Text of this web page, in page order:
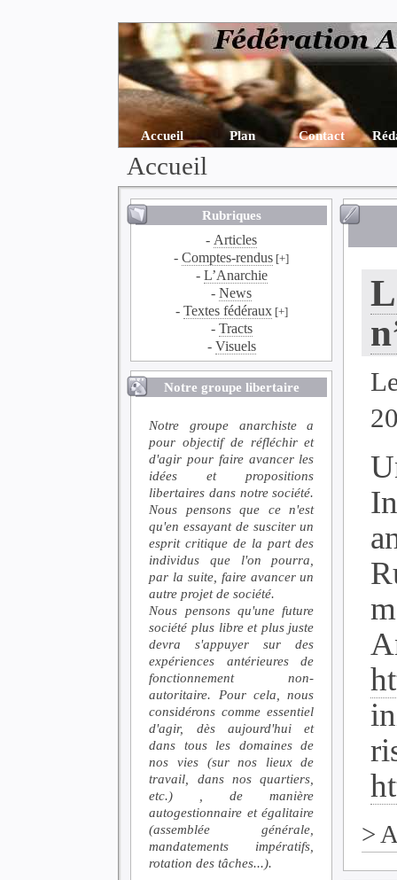
Accueil Plan Contact
Accueil
Rubriques
- Articles
-Comptes-rendus [+]
- L’Anarchie
-News
- Textes fédéraux[+]
- Tracts
- Visuels
Notre groupe libertaire
Notre groupe anarchiste a
pour objectif de réfléchir et
d'agir pour faire avancer les
idées et propositions
libertaires dans notre société.
Nous pensons que ce n'est
qu'en essayant de susciter un
esprit critique de la part des
individus que l'on pourra,
par la suite, faire avancer un
autre projet de société.
Nous pensons qu'une future
société plus libre et plus juste
devra s'appuyer sur des
expériences antérieures de
fonctionnement non-
autoritaire. Pour cela, nous
considérons comme essentiel
d'agir, dès aujourd'hui et
dans tous les domaines de
nos vies (sur nos lieux de
travail, dans nos quartiers,
etc.) , de manière
autogestionnaire et égalitaire
(assemblée générale,
mandatements impératifs,
rotation des tâches...).
>